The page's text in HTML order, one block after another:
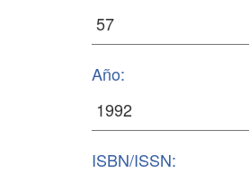
Año:
ISBN/ISSN: